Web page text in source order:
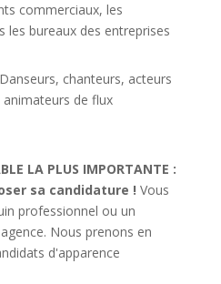
commerciaux, les
les bureaux des entreprises
Danseurs, chanteurs, acteurs
de flux
LA PLUS IMPORTANTE :
sa candidature ! Vous
professionnel ou un
Nous prenons en
d'apparence